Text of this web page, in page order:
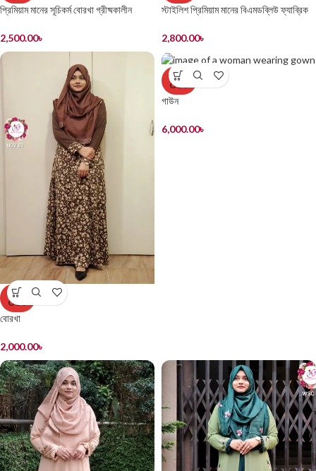
প্রিমিয়াম মানের সূচিকর্ম বোরখা গ্রীষ্মকালীন
2,500.00৳
স্টাইলিশ প্রিমিয়াম মানের বিএমডব্লিউ ফ্যাব্রিক
2,800.00৳
SOLD
OUT
বোরখা
2,000.00৳
SOLD
OUT
গাউন
6,000.00৳